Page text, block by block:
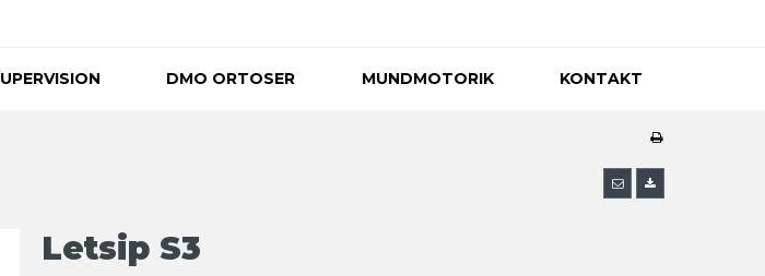
DMO ORTOSER MUNDMOTORIK KONTAKT
Letsip S3